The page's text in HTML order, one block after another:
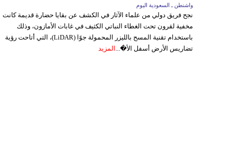
واشنطن ـ السعودية اليوم
نجح فريق دولي من علماء الآثار في الكشف عن بقايا حضارة قديمة كانت
مخفية لقرون تحت الغطاء النباتي الكثيف في غابات الأمازون، وذلك
باستخدام تقنية المسح بالليزر المحمولة جوًا (LiDAR)، التي أتاحت رؤية
تضاريس الأرض أسفل الأ�... المزيد